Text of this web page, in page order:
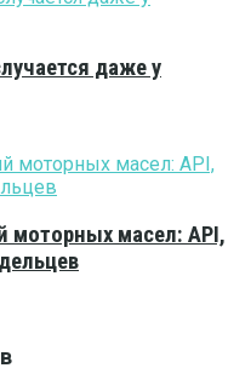
даже у
моторных масел: API,